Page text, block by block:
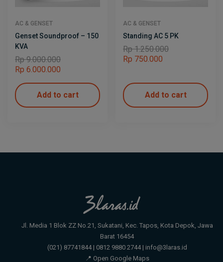
AC & GENSET
Genset Soundproof – 150
KVA
Rp9.000.000
Rp 6.000.000
Add to cart
AC & GENSET
Standing AC 5 PK
Rp1.250.000
Rp 750.000
Add to cart
Jl. Media 1 Blok ZZ No.21, Sukatani, Kec. Tapos, Kota Depok, Jawa
Barat 16454
(021) 87741844 | 0812 9880 2744 | info@3laras.id
📍 Open Google Maps